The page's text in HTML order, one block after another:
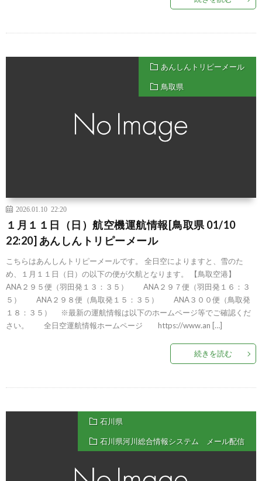
あんしんトリピーメール
鳥取県
2026.01.10 22:20
１月１１日（日）航空機運航情報[鳥取県 01/10
22:20] あんしんトリピーメール
こちらはあんしんトリピーメールです。 全日空によりますと、雪のた
め、１月１１日（日）の以下の便が欠航となります。 【鳥取空港】
ANA２９５便（羽田発１３：３５） ANA２９７便（羽田発１６：３
５） ANA２９８便（鳥取発１５：３５） ANA３００便（鳥取発
１８：３５） ※最新の運航情報は以下のホームページ等でご確認くだ
さい。 全日空運航情報ホームページ https://www.an […]
続きを読む
石川県
石川県河川総合情報システム メール配信